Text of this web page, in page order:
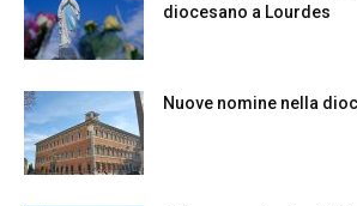
diocesano a Lourdes
Nuove nomine nella